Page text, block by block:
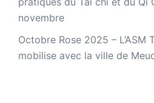
novembre
Octobre Rose 2025 – L’ASM
mobilise avec la ville de